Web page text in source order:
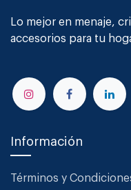
Lo mejor en menaje,
accesorios para tu
Información
Términos y